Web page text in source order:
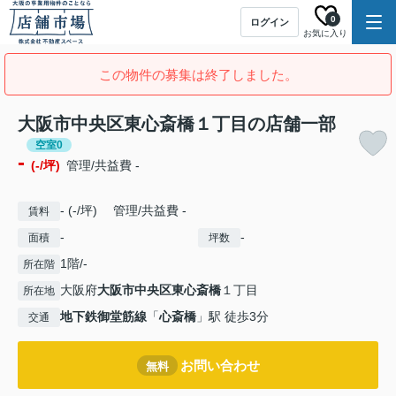
ログイン
お気に入り
0
この物件の募集は終了しました。
大阪市中央区東心斎橋１丁目の店舗一部
空室0
- (-/坪) 管理/共益費 -
賃料 - (-/坪) 管理/共益費 -
面積 - 坪数 -
所在階 1階/-
所在地 大阪府大阪市中央区東心斎橋 １丁目
交通 地下鉄御堂筋線 「心斎橋 」駅 徒歩3分
無料 お問い合わせ